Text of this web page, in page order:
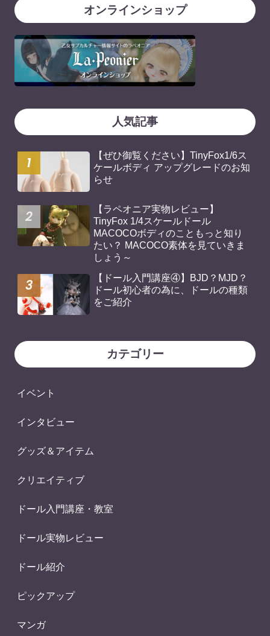
オンラインショップ
人気記事
【ぜひ御覧ください】TinyFox1/6ス
ケールボディ アップグレードのお知
らせ
【ラペオニア実物レビュー】
TinyFox 1/4スケールドール
MACOCOボディのこともっと知り
たい？ MACOCO素体を見ていきま
しょう～
【ドール入門講座④】BJD？MJD？
ドール初心者の為に、ドールの種類
をご紹介
カテゴリー
イベント
インタビュー
グッズ＆アイテム
クリエイティブ
ドール入門講座・教室
ドール実物レビュー
ドール紹介
ピックアップ
マンガ